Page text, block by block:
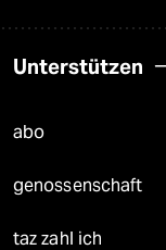
Unterstützen
abo
genossenschaft
taz zahl ich